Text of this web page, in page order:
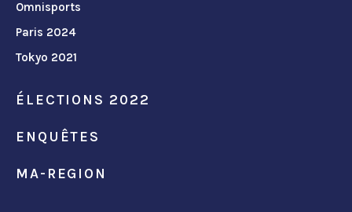
Omnisports
Paris 2024
Tokyo 2021
ÉLECTIONS 2022
ENQUÊTES
MA-REGION